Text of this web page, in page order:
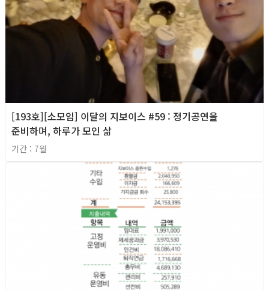
[193호][소모임] 이달의 지보이스 #59 : 정기공연을
준비하며, 하루가 모인 삶
기간 : 7월